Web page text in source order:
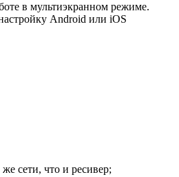
в мультиэкранном режиме.
Android или iOS
сети, что и ресивер;